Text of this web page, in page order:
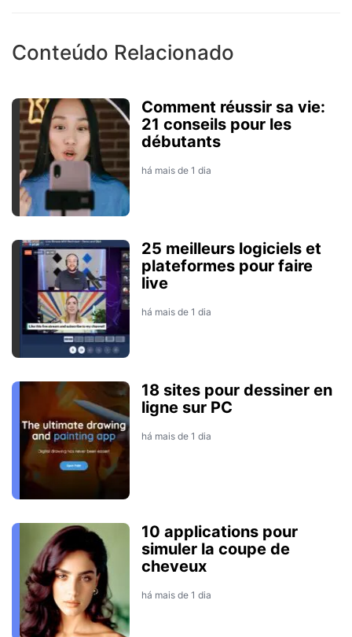
Conteúdo Relacionado
Comment réussir sa vie:
21 conseils pour les
débutants
há mais de 1 dia
25 meilleurs logiciels et
plateformes pour faire
live
há mais de 1 dia
18 sites pour dessiner en
ligne sur PC
há mais de 1 dia
10 applications pour
simuler la coupe de
cheveux
há mais de 1 dia